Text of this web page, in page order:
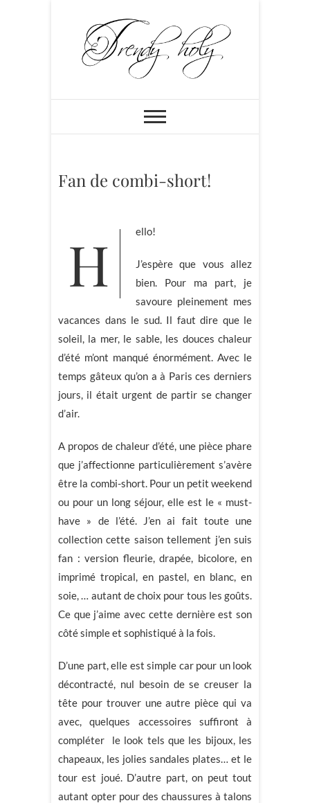
Trendyholy
PEPS!!!
Fan de combi-short!
Hello!
J’espère que vous allez
bien. Pour ma part, je
savoure pleinement mes
vacances dans le sud. Il faut dire que le
soleil, la mer, le sable, les douces chaleur
d’été m’ont manqué énormément. Avec le
temps gâteux qu’on a à Paris ces derniers
jours, il était urgent de partir se changer
d’air.
A propos de chaleur d’été, une pièce phare
que j’affectionne particulièrement s’avère
être la combi-short. Pour un petit weekend
ou pour un long séjour, elle est le « must-
have » de l’été. J’en ai fait toute une
collection cette saison tellement j’en suis
fan : version fleurie, drapée, bicolore, en
imprimé tropical, en pastel, en blanc, en
soie, … autant de choix pour tous les goûts.
Ce que j’aime avec cette dernière est son
côté simple et sophistiqué à la fois.
D’une part, elle est simple car pour un look
décontracté, nul besoin de se creuser la
tête pour trouver une autre pièce qui va
avec, quelques accessoires suffiront à
compléter le look tels que les bijoux, les
chapeaux, les jolies sandales plates… et le
tour est joué. D’autre part, on peut tout
autant opter pour des chaussures à talons